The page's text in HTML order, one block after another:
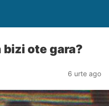
bizi ote gara?
6 urte ago